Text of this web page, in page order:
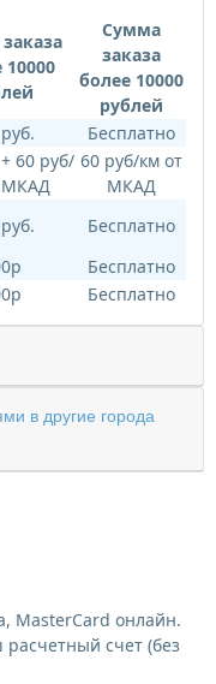
Сумма
заказа
более 10000
рублей
Бесплатно
60 руб/
МКАД
60 руб/км от
МКАД
Бесплатно
Бесплатно
Бесплатно
в другие города
MasterCard онлайн.
счет (без